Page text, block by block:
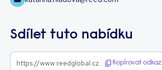
Sdílet tuto nabídku
https://www.reedglobal.cz/jobs/b2b-client-support-s-n-m-inou--1294574 Kopírovat odkaz